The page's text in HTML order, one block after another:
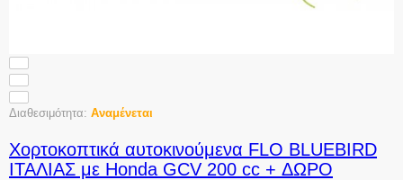
Διαθεσιμότητα: Αναμένεται
Χορτοκοπτικά αυτοκινούμενα FLO BLUEBIRD
ΙΤΑΛΙΑΣ με Honda GCV 200 cc + ΔΩΡΟ